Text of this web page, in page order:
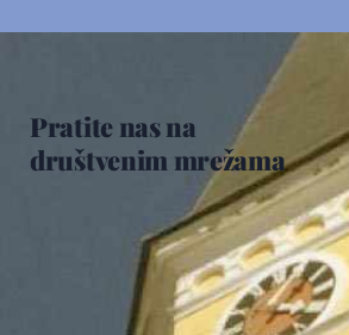
Pratite nas na
društvenim mrežama